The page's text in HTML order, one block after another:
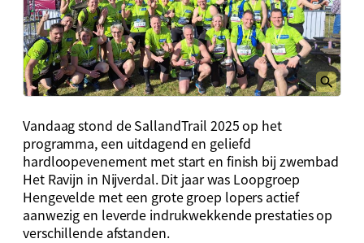
Vandaag stond de SallandTrail 2025 op het
programma, een uitdagend en geliefd
hardloopevenement met start en finish bij zwembad
Het Ravijn in Nijverdal. Dit jaar was Loopgroep
Hengevelde met een grote groep lopers actief
aanwezig en leverde indrukwekkende prestaties op
verschillende afstanden.